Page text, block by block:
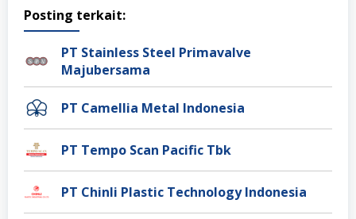
Posting terkait:
PT Stainless Steel Primavalve
Majubersama
PT Camellia Metal Indonesia
PT Tempo Scan Pacific Tbk
PT Chinli Plastic Technology Indonesia